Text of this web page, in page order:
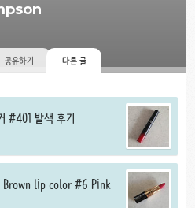
공유하기 다른 글
#401 발색 후기
Brown lip color #6 Pink